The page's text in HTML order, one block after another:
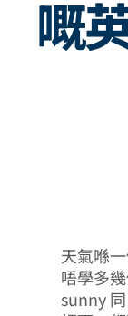
嘅
天氣喺
唔學多
sunny